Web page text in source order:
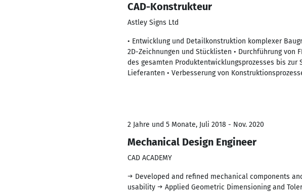
CAD-Konstrukteur
Astley Signs Ltd
• Entwicklung und Detailkonstruktion komplexer
2D-Zeichnungen und Stücklisten • Durchführung von
des gesamten Produktentwicklungsprozesses bis
Lieferanten • Verbesserung von
2 Jahre und 5 Monate, Juli 2018 - Nov. 2020
Mechanical Design Engineer
CAD ACADEMY
→ Developed and refined mechanical components
usability → Applied Geometric Dimensioning and